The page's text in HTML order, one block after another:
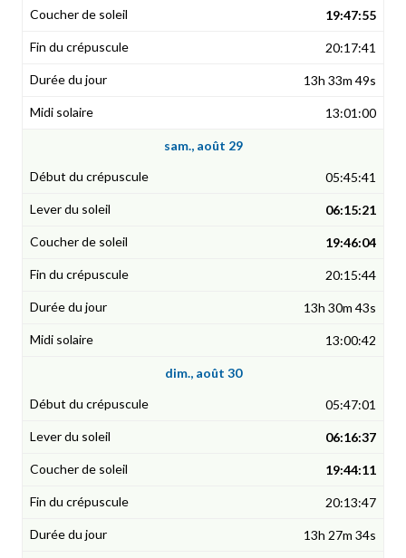
19:47:55
20:17:41
13h 33m 49s
13:01:00
sam., août 29
05:45:41
06:15:21
19:46:04
20:15:44
13h 30m 43s
13:00:42
dim., août 30
05:47:01
06:16:37
19:44:11
20:13:47
13h 27m 34s